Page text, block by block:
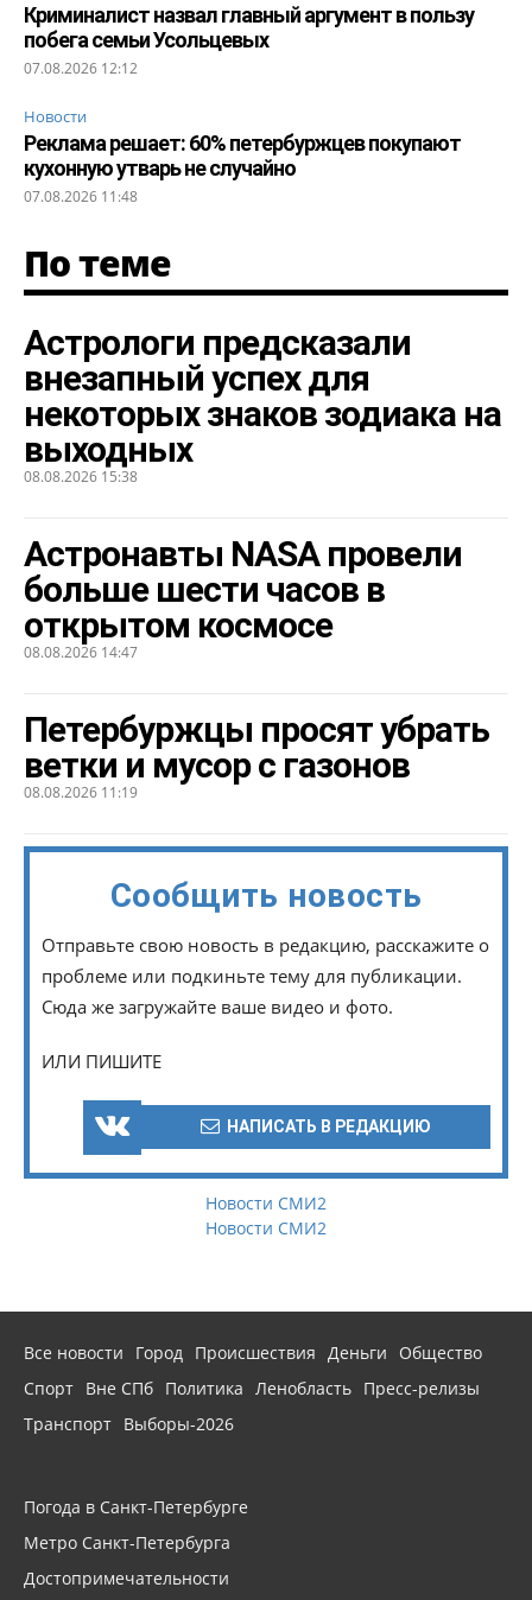
Криминалист назвал главный аргумент в пользу
побега семьи Усольцевых
07.08.2026 12:12
Новости
Реклама решает: 60% петербуржцев покупают
кухонную утварь не случайно
07.08.2026 11:48
По теме
Астрологи предсказали
внезапный успех для
некоторых знаков зодиака на
выходных
08.08.2026 15:38
Астронавты NASA провели
больше шести часов в
открытом космосе
08.08.2026 14:47
Петербуржцы просят убрать
ветки и мусор с газонов
08.08.2026 11:19
Сообщить новость
Отправьте свою новость в редакцию, расскажите о
проблеме или подкиньте тему для публикации.
Сюда же загружайте ваше видео и фото.
ИЛИ ПИШИТЕ
НАПИСАТЬ В РЕДАКЦИЮ
Новости СМИ2
Новости СМИ2
Все новости Город Происшествия Деньги
Общество
Спорт Вне СПб Политика Ленобласть Пресс-релизы
Транспорт Выборы-2026
Погода в Санкт-Петербурге
Метро Санкт-Петербурга
Достопримечательности